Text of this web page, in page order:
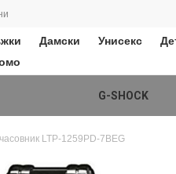
Дамски Унисекс
G-SHOCK
LTP-1259PD-7BEG